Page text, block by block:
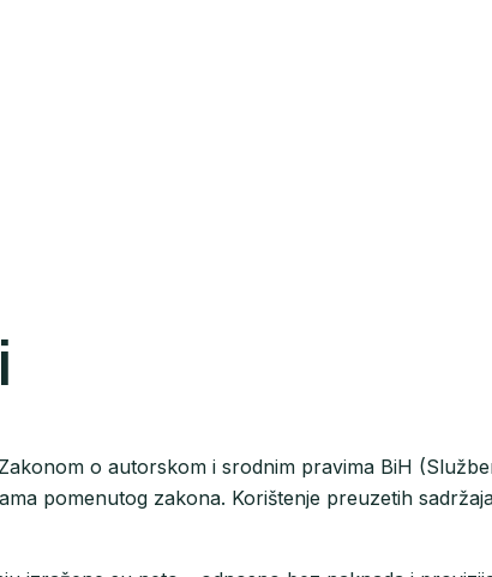
o autorskom i srodnim pravima BiH
pomenutog zakona. Korištenje preuzetih